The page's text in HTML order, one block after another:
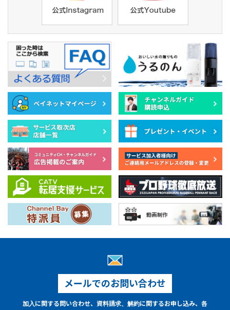
メールでのお問い合わせ
加入に関する問い合わせ、資料請求、解約に関するお申し込み、各